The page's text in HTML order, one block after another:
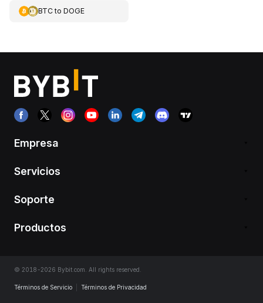
BTCto DOGE
Empresa
Servicios
Soporte
Productos
© 2018-2026 Bybit.com. All rights reserved.
Términos de Servicio Términos de Privacidad